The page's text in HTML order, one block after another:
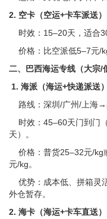
2. 空卡（空运+卡车派送）
时效：15–20天，适合
价格：比空派低5–7元/
二、巴西海运专线（大宗/
1. 海派（海运+快递派送）
路线：深圳/广州/上海→
时效：45–60天门到门
天）。
价格：普货25–32元/kg
元/kg。
优势：成本低、拼箱灵
外仓暂存。
2. 海卡（海运+卡车直送）